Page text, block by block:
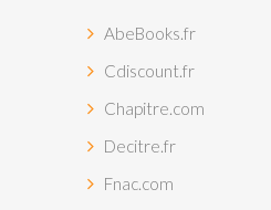
AbeBooks.fr
Cdiscount.fr
Chapitre.com
Decitre.fr
Fnac.com